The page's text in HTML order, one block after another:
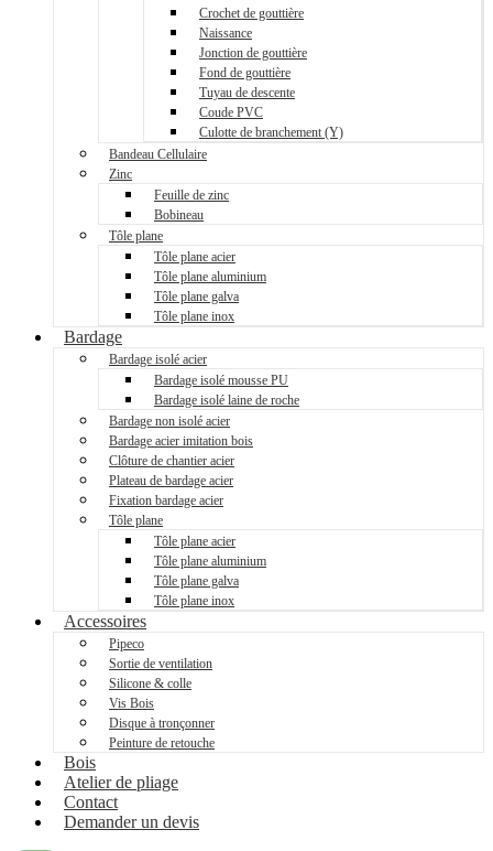
Crochet de gouttière
Naissance
Jonction de gouttière
Fond de gouttière
Tuyau de descente
Coude PVC
Culotte de branchement (Y)
Bandeau Cellulaire
Zinc
Feuille de zinc
Bobineau
Tôle plane
Tôle plane acier
Tôle plane aluminium
Tôle plane galva
Tôle plane inox
Bardage
Bardage isolé acier
Bardage isolé mousse PU
Bardage isolé laine de roche
Bardage non isolé acier
Bardage acier imitation bois
Clôture de chantier acier
Plateau de bardage acier
Fixation bardage acier
Tôle plane
Tôle plane acier
Tôle plane aluminium
Tôle plane galva
Tôle plane inox
Accessoires
Pipeco
Sortie de ventilation
Silicone & colle
Vis Bois
Disque à tronçonner
Peinture de retouche
Bois
Atelier de pliage
Contact
Demander un devis